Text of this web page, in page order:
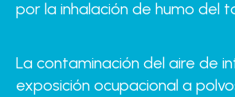
por la inhalación de humo del
La contaminación del aire de
exposición ocupacional a